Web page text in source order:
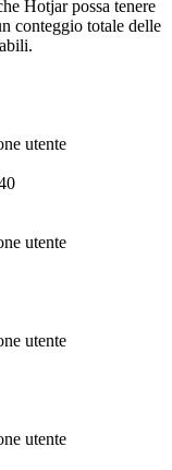
Hotjar possa tenere
conteggio totale delle
utente
utente
utente
utente